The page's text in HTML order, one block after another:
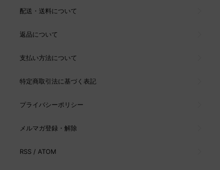
配送・送料について
返品について
支払い方法について
特定商取引法に基づく表記
プライバシーポリシー
メルマガ登録・解除
RSS / ATOM